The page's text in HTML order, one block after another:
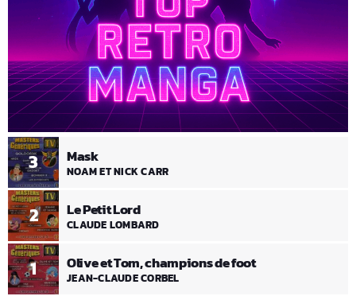
1 Olive et Tom, champions de foot
JEAN-CLAUDE CORBEL
2 Le Petit Lord
CLAUDE LOMBARD
3 Mask
NOAM ET NICK CARR